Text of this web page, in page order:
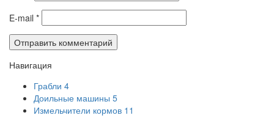
E-mail *
Навигация
Грабли 4
Доильные машины 5
Измельчители кормов 11